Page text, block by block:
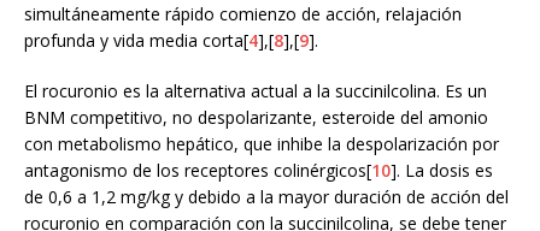
simultáneamente rápido comienzo de acción, relajación
profunda y vida media corta[4],[8],[9].
El rocuronio es la alternativa actual a la succinilcolina. Es un
BNM competitivo, no despolarizante, esteroide del amonio
con metabolismo hepático, que inhibe la despolarización por
antagonismo de los receptores colinérgicos[10]. La dosis es
de 0,6 a 1,2 mg/kg y debido a la mayor duración de acción del
rocuronio en comparación con la succinilcolina, se debe tener